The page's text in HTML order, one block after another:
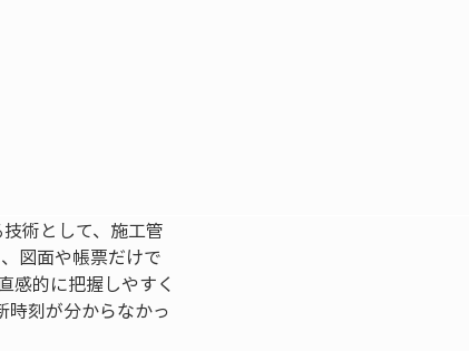
術として、施工管
図面や帳票だけで
感的に把握しやすく
時刻が分からなかっ